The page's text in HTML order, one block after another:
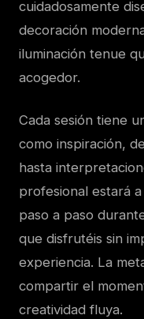
cuidadosamente
decoración
iluminación tenue
acogedor.
Cada sesión tiene
como inspiración,
hasta
profesional estará
paso a paso
que disfrutéis sin
experiencia. La
compartir el
creatividad fluya.